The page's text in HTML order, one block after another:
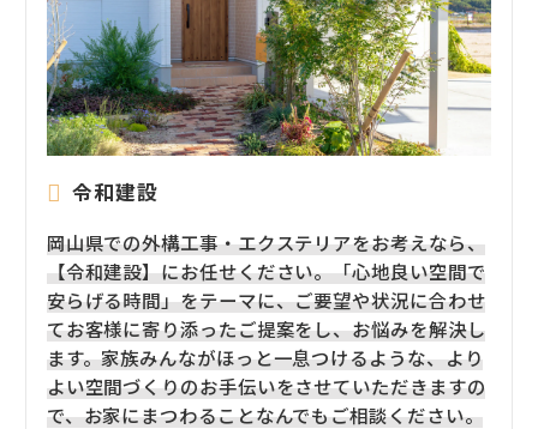
令和建設
岡山県での外構工事・エクステリアをお考えなら、
【令和建設】にお任せください。「心地良い空間で
安らげる時間」をテーマに、ご要望や状況に合わせ
てお客様に寄り添ったご提案をし、お悩みを解決し
ます。家族みんながほっと一息つけるような、より
よい空間づくりのお手伝いをさせていただきますの
で、お家にまつわることなんでもご相談ください。